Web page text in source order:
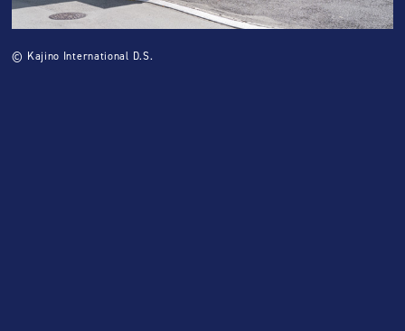
© Kajino International D.S.